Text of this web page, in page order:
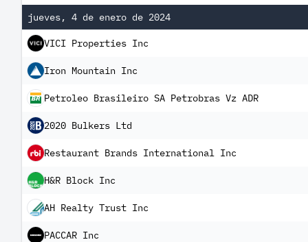
jueves, 4 de enero de 2024
VICI Properties Inc
Iron Mountain Inc
Petroleo Brasileiro SA Petrobras Vz ADR
2020 Bulkers Ltd
Restaurant Brands International Inc
H&R Block Inc
AH Realty Trust Inc
PACCAR Inc